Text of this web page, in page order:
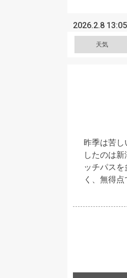
2026.2.8
天気
昨季は苦
したのは
ッチパス
く、無得